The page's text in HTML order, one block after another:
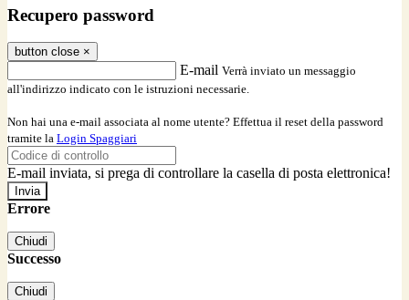
Recupero password
button close ×
E-mail Verrà inviato un messaggio
all'indirizzo indicato con le istruzioni necessarie.
Non hai una e-mail associata al nome utente? Effettua il reset della password
tramite la Login Spaggiari
E-mail inviata, si prega di controllare la casella di posta elettronica!
Errore
Chiudi
Successo
Chiudi